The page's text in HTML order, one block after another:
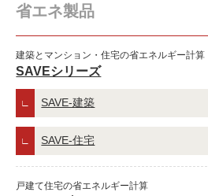
省エネ製品
建築とマンション・住宅の省エネルギー計算
SAVEシリーズ
SAVE-建築
SAVE-住宅
戸建て住宅の省エネルギー計算